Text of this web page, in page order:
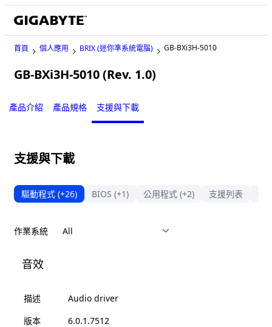
首頁 個人應用 BRIX (迷你準系統電腦) GB-BXi3H-5010
GB-BXi3H-5010 (Rev. 1.0)
產品介紹 產品規格 支援與下載
支援與下載
驅動程式 (+26) BIOS (+1) 公用程式 (+2) 支援列表 使
作業系統
音效
描述
Audio driver
版本
6.0.1.7512